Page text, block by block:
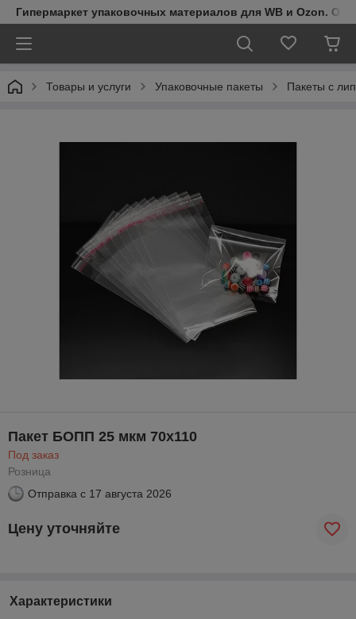
Гипермаркет упаковочных материалов для WB и Ozon.
Товары и услуги Упаковочные пакеты Пакеты с
Пакет БОПП 25 мкм 70х110
Под заказ
Розница
Отправка с 17 августа 2026
Цену уточняйте
Характеристики